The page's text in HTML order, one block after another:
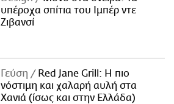
υπέροχα σπίτια του Ιμπέρ ντε
Ζιβανσί
Γεύση
Red Jane Grill: Η πιο
νόστιμη και χαλαρή αυλή στα
Χανιά (ίσως και στην Ελλάδα)